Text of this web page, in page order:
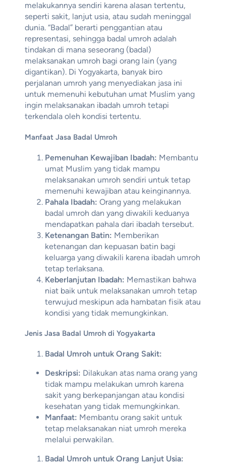
melakukannya sendiri karena alasan tertentu,
seperti sakit, lanjut usia, atau sudah meninggal
dunia. “Badal” berarti penggantian atau
representasi, sehingga badal umroh adalah
tindakan di mana seseorang (badal)
melaksanakan umroh bagi orang lain (yang
digantikan). Di Yogyakarta, banyak biro
perjalanan umroh yang menyediakan jasa ini
untuk memenuhi kebutuhan umat Muslim yang
ingin melaksanakan ibadah umroh tetapi
terkendala oleh kondisi tertentu.
Manfaat Jasa Badal Umroh
Pemenuhan Kewajiban Ibadah: Membantu
umat Muslim yang tidak mampu
melaksanakan umroh sendiri untuk tetap
memenuhi kewajiban atau keinginannya.
Pahala Ibadah: Orang yang melakukan
badal umroh dan yang diwakili keduanya
mendapatkan pahala dari ibadah tersebut.
Ketenangan Batin: Memberikan
ketenangan dan kepuasan batin bagi
keluarga yang diwakili karena ibadah umroh
tetap terlaksana.
Keberlanjutan Ibadah: Memastikan bahwa
niat baik untuk melaksanakan umroh tetap
terwujud meskipun ada hambatan fisik atau
kondisi yang tidak memungkinkan.
Jenis Jasa Badal Umroh di Yogyakarta
Badal Umroh untuk Orang Sakit:
Deskripsi: Dilakukan atas nama orang yang
tidak mampu melakukan umroh karena
sakit yang berkepanjangan atau kondisi
kesehatan yang tidak memungkinkan.
Manfaat: Membantu orang sakit untuk
tetap melaksanakan niat umroh mereka
melalui perwakilan.
Badal Umroh untuk Orang Lanjut Usia: